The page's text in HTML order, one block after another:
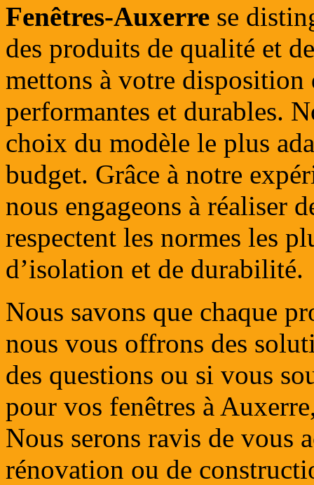
Fenêtres-Auxerre se
des produits de qualité et
mettons à votre disposition
performantes et durables.
choix du modèle le plus
budget. Grâce à notre
nous engageons à réaliser
respectent les normes les
d’isolation et de durabilité.
Nous savons que chaque
nous vous offrons des
des questions ou si vous
pour vos fenêtres à
Nous serons ravis de vous
rénovation ou de